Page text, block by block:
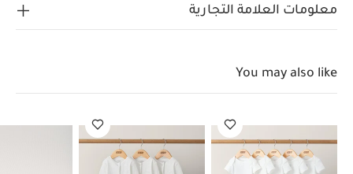
المنتج:
طقم متكامل في مجموعة واحدة
تصميم
مزين بنقشة دب لطيف
100% قطن ناعم
الخامات:
بدرجة حرارة 40 درجة مئوية
الداكنة على حدة
تنظيف وكي بالمقلوب تعليمات
السلامة وتحذيرات:
يُحفظ بعيدًا عن النار
يعجبك أيضاً:
طقم ألبسة قطعة واحدة بأكمام قصيرة قماش عضوي
معلومات العلامة التجارية
You may also like